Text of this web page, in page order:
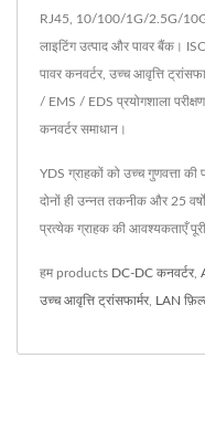
RJ45, 10/100/1G/2.5G/10G
लाइटिंग उत्पाद और पावर बैंक।
पावर कनवर्टर, उच्च आवृत्ति
/ EMS / EDS प्रयोगशाला
कनवर्टर समाधान।
YDS ग्राहकों को उच्च गुणवत्ता
दोनों ही उन्नत तकनीक और 25
प्रत्येक ग्राहक की आवश्यकताएँ
हम products DC-DC कनवर्टर,
उच्च आवृत्ति ट्रांसफार्मर, LAN